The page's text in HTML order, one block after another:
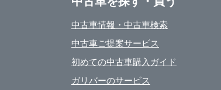
中古車情報・中古車検索
中古車ご提案サービス
初めての中古車購入ガイド
ガリバーのサービス